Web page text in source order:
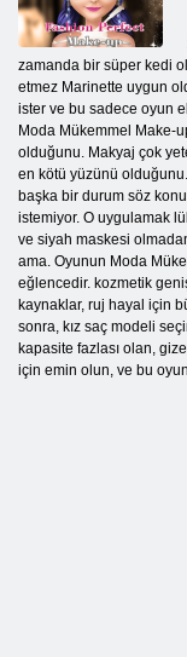
zamanda bir süper kedi
etmez Marinette uygun
ister ve bu sadece oyun
Moda Mükemmel Make-
olduğunu. Makyaj çok
en kötü yüzünü
başka bir durum söz
istemiyor. O uygulamak
ve siyah maskesi
ama. Oyunun Moda
eğlencedir. kozmetik
kaynaklar, ruj hayal için
sonra, kız saç modeli
kapasite fazlası olan,
için emin olun, ve bu